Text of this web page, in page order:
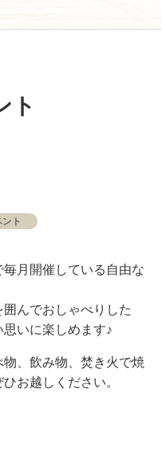
ト
毎月開催している自由な
んでおしゃべりした
いに楽しめます♪
、飲み物、焚き火で焼
お越しください。